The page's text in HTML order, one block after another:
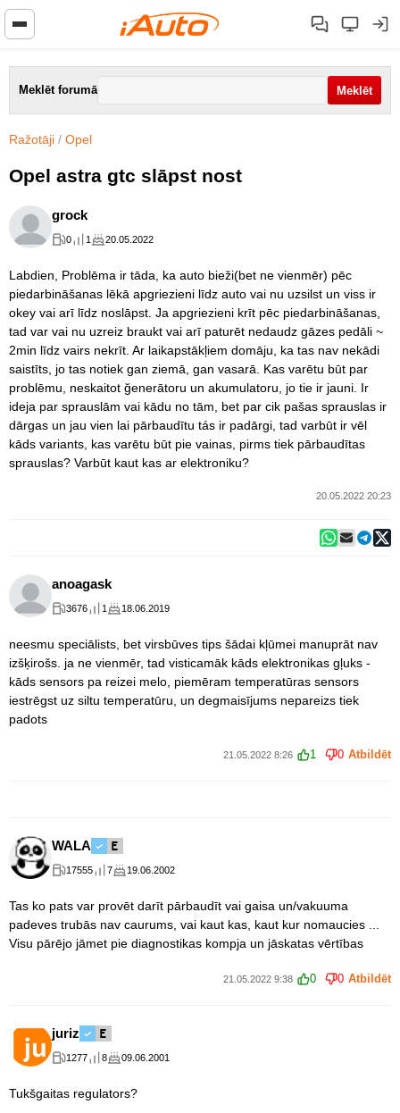
Meklēt forumā
Ražotāji / Opel
Opel astra gtc slāpst nost
grock
0 1 20.05.2022
Labdien, Problēma ir tāda, ka auto bieži(bet ne vienmēr) pēc
piedarbināšanas lēkā apgriezieni līdz auto vai nu uzsilst un viss ir
okey vai arī līdz noslāpst. Ja apgriezieni krīt pēc piedarbināšanas,
tad var vai nu uzreiz braukt vai arī paturēt nedaudz gāzes pedāli ~
2min līdz vairs nekrīt. Ar laikapstākļiem domāju, ka tas nav nekādi
saistīts, jo tas notiek gan ziemā, gan vasarā. Kas varētu būt par
problēmu, neskaitot ğenerātoru un akumulatoru, jo tie ir jauni. Ir
ideja par sprauslām vai kādu no tām, bet par cik pašas sprauslas ir
dārgas un jau vien lai pārbaudītu tás ir padārgi, tad varbūt ir vēl
kāds variants, kas varētu būt pie vainas, pirms tiek pārbaudītas
sprauslas? Varbūt kaut kas ar elektroniku?
20.05.2022 20:23
anoagask
3676 1 18.06.2019
neesmu speciālists, bet virsbūves tips šādai kļūmei manuprāt nav
izšķirošs. ja ne vienmēr, tad visticamāk kāds elektronikas gļuks -
kāds sensors pa reizei melo, piemēram temperatūras sensors
iestrēgst uz siltu temperatūru, un degmaisījums nepareizs tiek
padots
21.05.2022 8:26 1 0 Atbildēt
WALA
17555 7 19.06.2002
Tas ko pats var provēt darīt pārbaudīt vai gaisa un/vakuuma
padeves trubās nav caurums, vai kaut kas, kaut kur nomaucies ...
Visu pārējo jāmet pie diagnostikas kompja un jāskatas vērtības
21.05.2022 9:38 0 0 Atbildēt
juriz
1277 8 09.06.2001
Tukšgaitas regulators?